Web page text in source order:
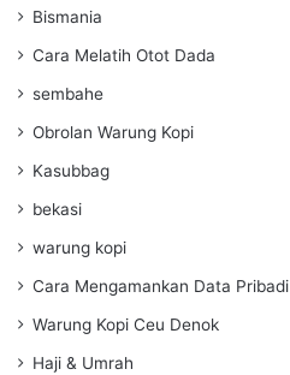
Bismania
Cara Melatih Otot Dada
sembahe
Obrolan Warung Kopi
Kasubbag
bekasi
warung kopi
Cara Mengamankan Data Pribadi
Warung Kopi Ceu Denok
Haji & Umrah